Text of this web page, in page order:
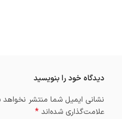
دیدگاه خود را بنویسید
نشانی ایمیل شما منتشر
علامت‌گذاری شده‌اند *